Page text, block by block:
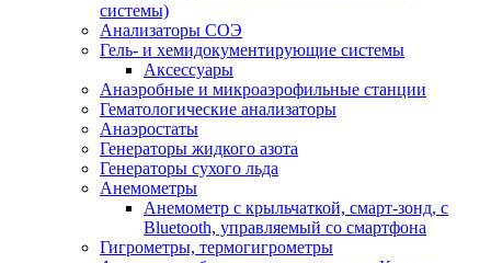
системы)
Анализаторы СОЭ
Гель- и хемидокументирующие системы
Аксессуары
Анаэробные и микроаэрофильные станции
Гематологические анализаторы
Анаэростаты
Генераторы жидкого азота
Генераторы сухого льда
Анемометры
Анемометр с крыльчаткой, смарт-зонд, с
Bluetooth, управляемый со смартфона
Гигрометры, термогигрометры